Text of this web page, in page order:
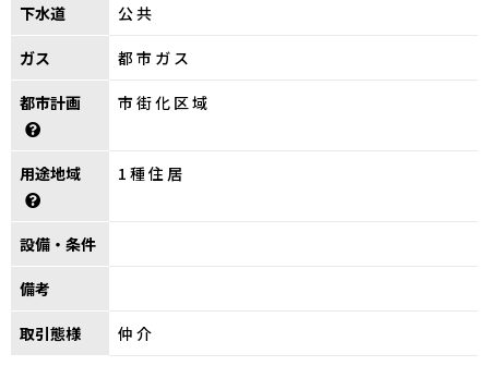
下水道 公共
ガス 都市ガス
都市計画 市街化区域
用途地域 1種住居
設備・条件
備考
取引態様 仲介